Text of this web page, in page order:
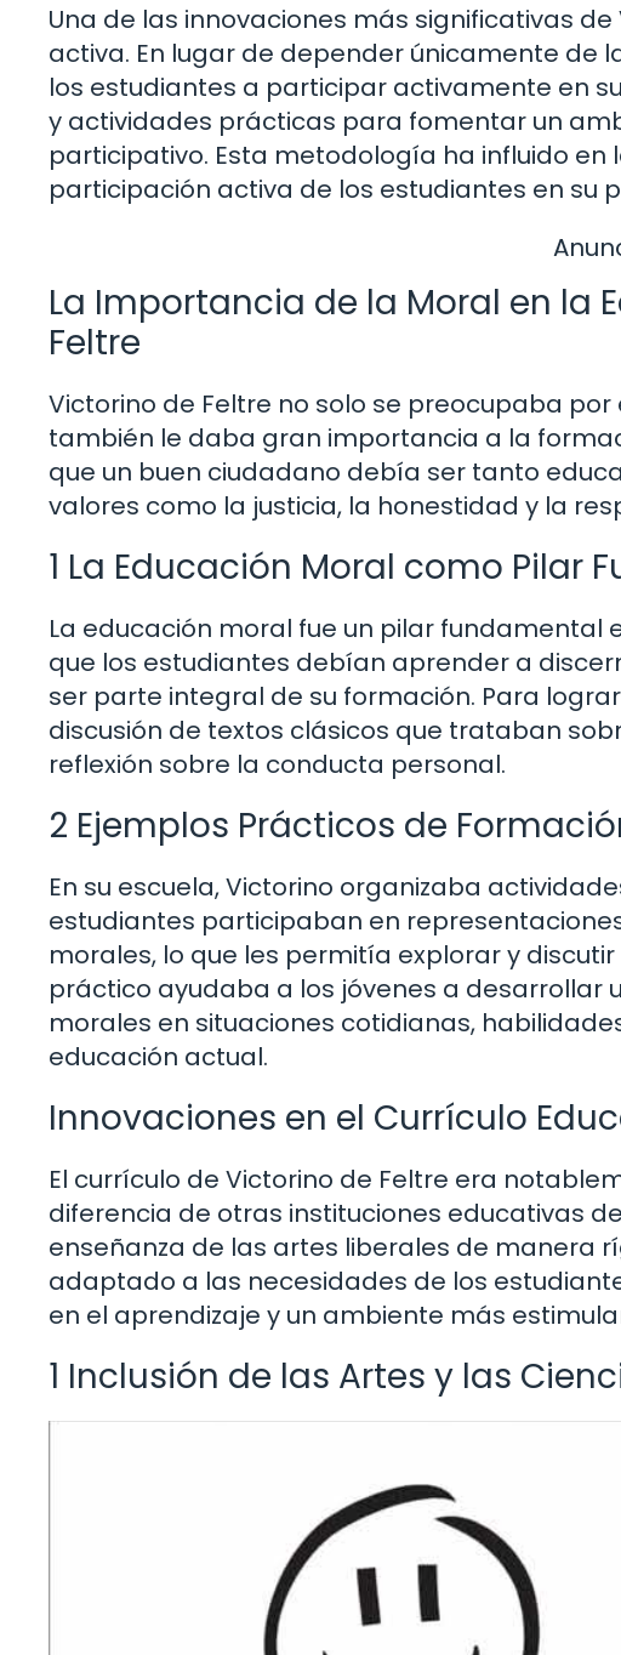
Una de las innovaciones más significativas
activa. En lugar de depender únicamente de
los estudiantes a participar activamente en
y actividades prácticas para fomentar un
participativo. Esta metodología ha influido
participación activa de los estudiantes en su
La Importancia de la Moral en la
Feltre
Victorino de Feltre no solo se preocupaba
también le daba gran importancia a la
que un buen ciudadano debía ser tanto
valores como la justicia, la honestidad y la
1 La Educación Moral como Pilar
La educación moral fue un pilar fundamental
que los estudiantes debían aprender a
ser parte integral de su formación. Para
discusión de textos clásicos que trataban
reflexión sobre la conducta personal.
2 Ejemplos Prácticos de
En su escuela, Victorino organizaba
estudiantes participaban en
morales, lo que les permitía explorar y
práctico ayudaba a los jóvenes a desarrollar
morales en situaciones cotidianas,
educación actual.
Innovaciones en el Currículo
El currículo de Victorino de Feltre era
diferencia de otras instituciones educativas
enseñanza de las artes liberales de manera
adaptado a las necesidades de los
en el aprendizaje y un ambiente más
1 Inclusión de las Artes y las